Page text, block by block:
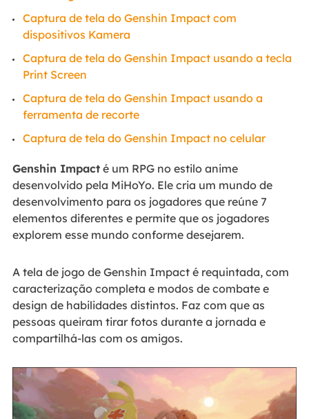
Captura de tela do Genshin Impact com
dispositivos Kamera
Captura de tela do Genshin Impact usando a tecla
Print Screen
Captura de tela do Genshin Impact usando a
ferramenta de recorte
Captura de tela do Genshin Impact no celular
Genshin Impacté um RPG no estilo anime
desenvolvido pela MiHoYo. Ele cria um mundo de
desenvolvimento para os jogadores que reúne 7
elementos diferentes e permite que os jogadores
explorem esse mundo conforme desejarem.
A tela de jogo de Genshin Impact é requintada, com
caracterização completa e modos de combate e
design de habilidades distintos. Faz com que as
pessoas queiram tirar fotos durante a jornada e
compartilhá-las com os amigos.